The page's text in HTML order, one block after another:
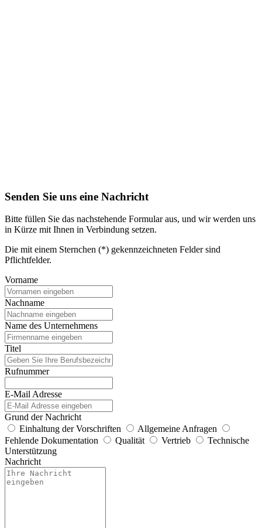
Senden Sie uns eine Nachricht
Bitte füllen Sie das nachstehende Formular aus, und wir werden uns
in Kürze mit Ihnen in Verbindung setzen.
Die mit einem Sternchen (*) gekennzeichneten Felder sind
Pflichtfelder.
Vorname
Nachname
Name des Unternehmens
Titel
Rufnummer
E-Mail Adresse
Grund der Nachricht
Einhaltung der Vorschriften
Allgemeine Anfragen
Fehlende Dokumentation
Qualität Vertrieb
Technische
Unterstützung
Nachricht